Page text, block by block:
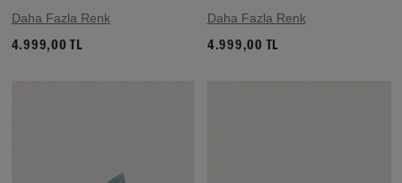
Daha Fazla Renk
4.999,00 TL
Daha Fazla Renk
4.999,00 TL